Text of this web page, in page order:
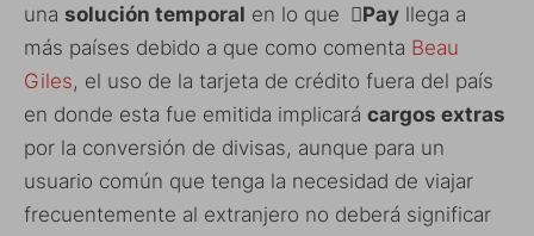
una solución temporal en lo que Pay llega a
más países debido a que como comenta Beau
Giles, el uso de la tarjeta de crédito fuera del país
en donde esta fue emitida implicará cargos extras
por la conversión de divisas, aunque para un
usuario común que tenga la necesidad de viajar
frecuentemente al extranjero no deberá significar